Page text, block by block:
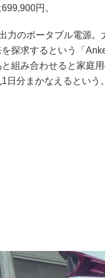
円。
力のポータブル電源。
探求するという「
組み合わせると家庭
日分まかなえるという。